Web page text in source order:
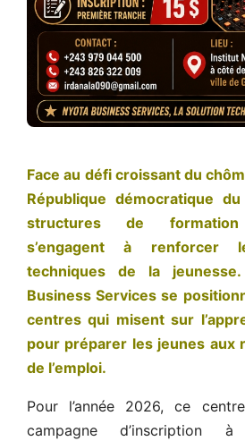
Face au défi croissant du
République démocratique
structures de formation
s’engagent à renforcer
techniques de la
Business Services se
centres qui misent sur
pour préparer les jeunes aux
de l’emploi.
Pour l’année 2026, ce
campagne d’inscription